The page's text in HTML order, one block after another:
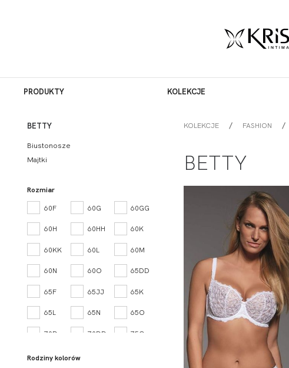
PRODUKTY KOLEKCJE
BETTY
Biustonosze
Majtki
Rozmiar
60F 60G 60GG
60H 60HH 60K
60KK 60L 60M
60N 60O 65DD
65F 65JJ 65K
65L 65N 65O
70D 70DD 75C
75D
Rodziny kolorów
KOLEKCJE FASHION
BETTY